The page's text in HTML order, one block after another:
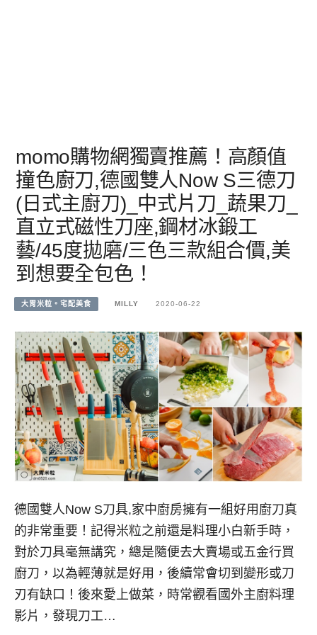
momo購物網獨賣推薦！高顏值
撞色廚刀,德國雙人Now S三德刀
(日式主廚刀)_中式片刀_蔬果刀_
直立式磁性刀座,鋼材冰鍛工
藝/45度拋磨/三色三款組合價,美
到想要全包色！
大胃米粒。宅配美食 MILLY 2020-06-22
德國雙人Now S刀具,家中廚房擁有一組好用廚刀真
的非常重要！記得米粒之前還是料理小白新手時，
對於刀具毫無講究，總是隨便去大賣場或五金行買
廚刀，以為輕薄就是好用，後續常會切到變形或刀
刃有缺口！後來愛上做菜，時常觀看國外主廚料理
影片，發現刀工…